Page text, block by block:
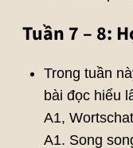
Tuần 7 – 8:
Trong tuần
bài đọc hiểu
A1,
A1. Song